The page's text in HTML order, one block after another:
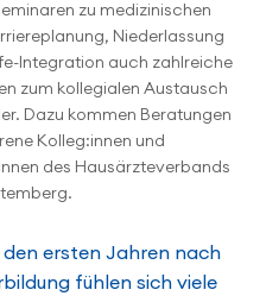
zu medizinischen
Niederlassung
Integration auch zahlreiche
zum kollegialen Austausch
Dazu kommen Beratungen
Kolleg:innen und
des Hausärzteverbands
den ersten Jahren nach
fühlen sich viele